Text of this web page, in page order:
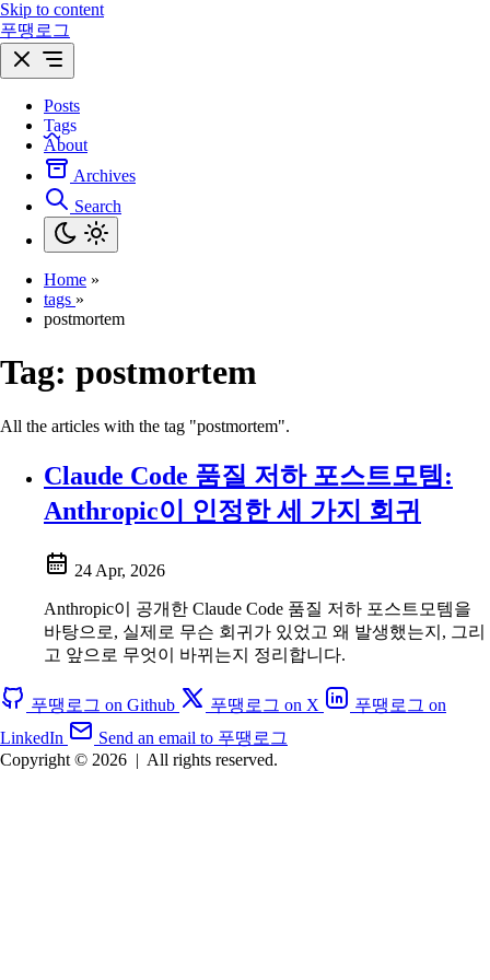
Skip to content
푸땡로그
Posts
Tags
About
Archives
Search
Home »
tags »
postmortem
Tag: postmortem
All the articles with the tag "postmortem".
Claude Code 품질 저하 포스트모템:
Anthropic이 인정한 세 가지 회귀
24 Apr, 2026
Anthropic이 공개한 Claude Code 품질 저하 포스트모템을
바탕으로, 실제로 무슨 회귀가 있었고 왜 발생했는지, 그리
고 앞으로 무엇이 바뀌는지 정리합니다.
푸땡로그 on Github 푸땡로그 on X
푸땡로그 on
LinkedIn
Send an email to 푸땡로그
Copyright © 2026 | All rights reserved.